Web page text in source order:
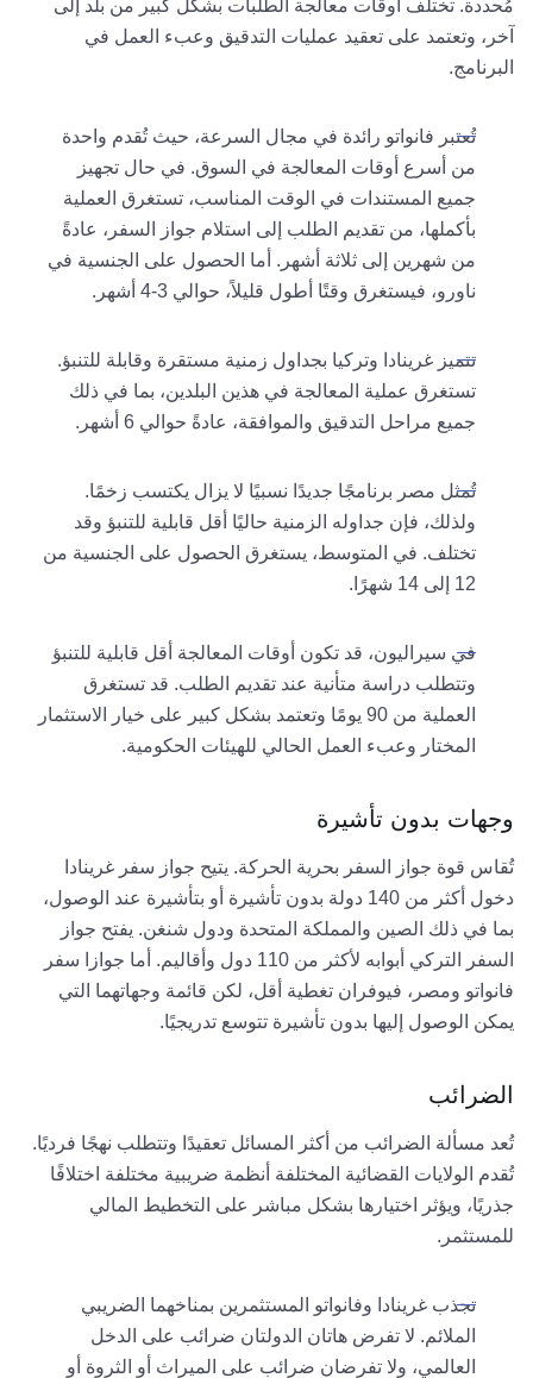
مُحددة. تختلف أوقات معالجة الطلبات بشكل كبير من بلد إلى
آخر، وتعتمد على تعقيد عمليات التدقيق وعبء العمل في
البرنامج.
تُعتبر فانواتو رائدة في مجال السرعة، حيث تُقدم واحدة
من أسرع أوقات المعالجة في السوق. في حال تجهيز
جميع المستندات في الوقت المناسب، تستغرق العملية
بأكملها، من تقديم الطلب إلى استلام جواز السفر، عادةً
من شهرين إلى ثلاثة أشهر. أما الحصول على الجنسية في
ناورو، فيستغرق وقتًا أطول قليلاً، حوالي 3-4 أشهر.
تتميز غرينادا وتركيا بجداول زمنية مستقرة وقابلة للتنبؤ.
تستغرق عملية المعالجة في هذين البلدين، بما في ذلك
جميع مراحل التدقيق والموافقة، عادةً حوالي 6 أشهر.
تُمثل مصر برنامجًا جديدًا نسبيًا لا يزال يكتسب زخمًا.
ولذلك، فإن جداوله الزمنية حاليًا أقل قابلية للتنبؤ وقد
تختلف. في المتوسط، يستغرق الحصول على الجنسية من
12 إلى 14 شهرًا.
في سيراليون، قد تكون أوقات المعالجة أقل قابلية للتنبؤ
وتتطلب دراسة متأنية عند تقديم الطلب. قد تستغرق
العملية من 90 يومًا وتعتمد بشكل كبير على خيار الاستثمار
المختار وعبء العمل الحالي للهيئات الحكومية.
وجهات بدون تأشيرة
تُقاس قوة جواز السفر بحرية الحركة. يتيح جواز سفر غرينادا
دخول أكثر من 140 دولة بدون تأشيرة أو بتأشيرة عند الوصول،
بما في ذلك الصين والمملكة المتحدة ودول شنغن. يفتح جواز
السفر التركي أبوابه لأكثر من 110 دول وأقاليم. أما جوازا سفر
فانواتو ومصر، فيوفران تغطية أقل، لكن قائمة وجهاتهما التي
يمكن الوصول إليها بدون تأشيرة تتوسع تدريجيًا.
الضرائب
تُعد مسألة الضرائب من أكثر المسائل تعقيدًا وتتطلب نهجًا فرديًا.
تُقدم الولايات القضائية المختلفة أنظمة ضريبية مختلفة اختلافًا
جذريًا، ويؤثر اختيارها بشكل مباشر على التخطيط المالي
للمستثمر.
تجذب غرينادا وفانواتو المستثمرين بمناخهما الضريبي
الملائم. لا تفرض هاتان الدولتان ضرائب على الدخل
العالمي، ولا تفرضان ضرائب على الميراث أو الثروة أو